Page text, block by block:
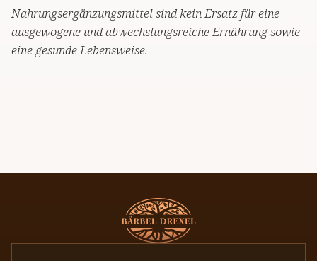
Nahrungsergänzungsmittel sind kein Ersatz für eine
ausgewogene und abwechslungsreiche Ernährung sowie
eine gesunde Lebensweise.